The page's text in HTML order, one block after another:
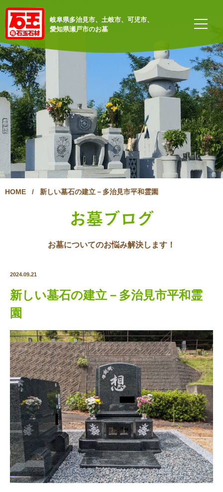
岐阜県多治見市、土岐市、可児市、
愛知県瀬戸市のお墓
HOME / 新しい墓石の建立－多治見市平和霊園
お墓ブログ
お墓についてのお悩み解決します！
2024.09.21
新しい墓石の建立－多治見市平和霊
園